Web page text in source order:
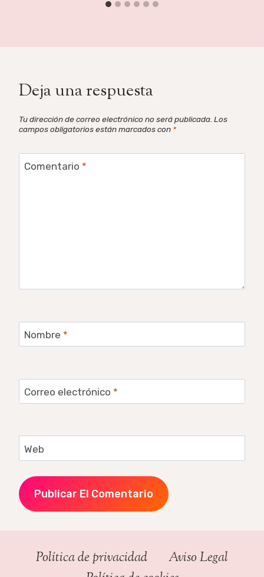
Deja una respuesta
Tu dirección de correo electrónico no será publicada. Los
campos obligatorios están marcados con *
Comentario *
Nombre *
Correo electrónico *
Web
Política de privacidad
Aviso Legal